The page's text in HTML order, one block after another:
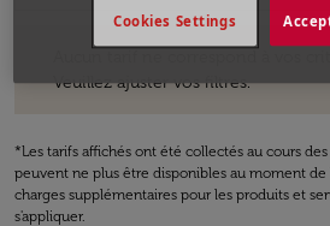
Veuillez ajuster vos filtres.
Aucun tarif ne correspond à vos
*Les tarifs affichés ont été collectés au cours
peuvent ne plus être disponibles au moment de
charges supplémentaires pour les produits et
s'appliquer.
Cookies Settings